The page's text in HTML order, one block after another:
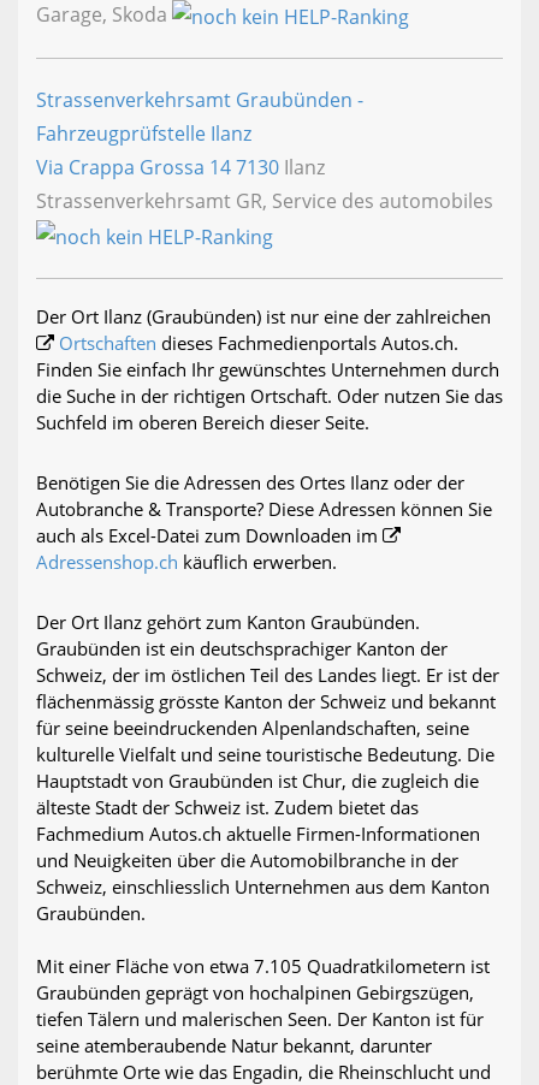
Garage, Skoda
Strassenverkehrsamt Graubünden -
Fahrzeugprüfstelle Ilanz
Via Crappa Grossa 147130 Ilanz
Strassenverkehrsamt GR, Service des automobiles
Der Ort Ilanz (Graubünden) ist nur eine der zahlreichen
Ortschaften dieses Fachmedienportals Autos.ch.
Finden Sie einfach Ihr gewünschtes Unternehmen durch
die Suche in der richtigen Ortschaft. Oder nutzen Sie das
Suchfeld im oberen Bereich dieser Seite.
Benötigen Sie die Adressen des Ortes Ilanz oder der
Autobranche & Transporte? Diese Adressen können Sie
auch als Excel-Datei zum Downloaden im
Adressenshop.ch käuflich erwerben.
Der Ort Ilanz gehört zum Kanton Graubünden.
Graubünden ist ein deutschsprachiger Kanton der
Schweiz, der im östlichen Teil des Landes liegt. Er ist der
flächenmässig grösste Kanton der Schweiz und bekannt
für seine beeindruckenden Alpenlandschaften, seine
kulturelle Vielfalt und seine touristische Bedeutung. Die
Hauptstadt von Graubünden ist Chur, die zugleich die
älteste Stadt der Schweiz ist. Zudem bietet das
Fachmedium Autos.ch aktuelle Firmen-Informationen
und Neuigkeiten über die Automobilbranche in der
Schweiz, einschliesslich Unternehmen aus dem Kanton
Graubünden.
Mit einer Fläche von etwa 7.105 Quadratkilometern ist
Graubünden geprägt von hochalpinen Gebirgszügen,
tiefen Tälern und malerischen Seen. Der Kanton ist für
seine atemberaubende Natur bekannt, darunter
berühmte Orte wie das Engadin, die Rheinschlucht und